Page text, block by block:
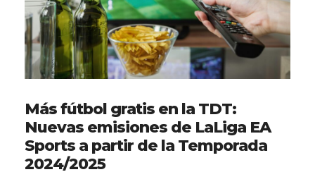
Más fútbol gratis en la TDT:
Nuevas emisiones de LaLiga EA
Sports a partir de la Temporada
2024/2025